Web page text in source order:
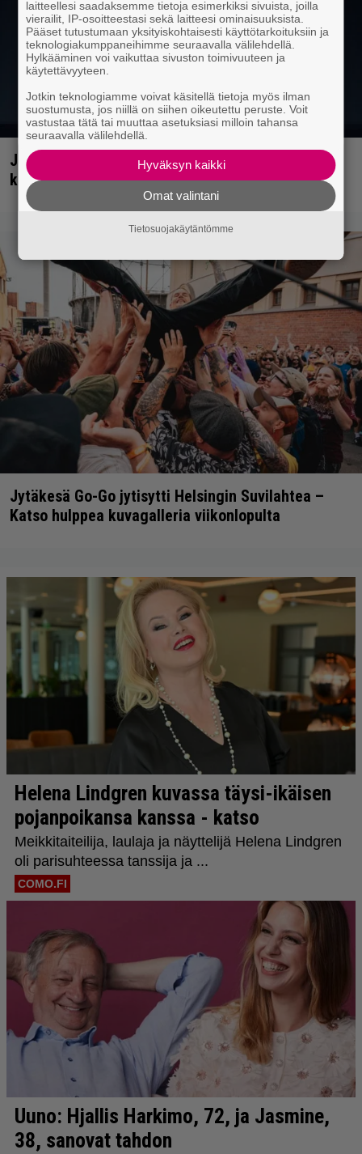
Jarkko Ahola tekee syksyn mittaan vain neljä
konserttia – keikkakalenteri julki
Jytäkesä Go-Go jytisytti Helsingin Suvilahtea –
Katso hulppea kuvagalleria viikonlopulta
laitteellesi saadaksemme tietoja esimerkiksi sivuista, joilla
vierailit, IP-osoitteestasi sekä laitteesi ominaisuuksista.
Pääset tutustumaan yksityiskohtaisesti käyttötarkoituksiin ja
teknologiakumppaneihimme seuraavalla välilehdellä.
Hylkääminen voi vaikuttaa sivuston toimivuuteen ja
käytettävyyteen.
Jotkin teknologiamme voivat käsitellä tietoja myös ilman
suostumusta, jos niillä on siihen oikeutettu peruste. Voit
vastustaa tätä tai muuttaa asetuksiasi milloin tahansa
seuraavalla välilehdellä.
Hyväksyn kaikki
Omat valintani
Tietosuojakäytäntömme